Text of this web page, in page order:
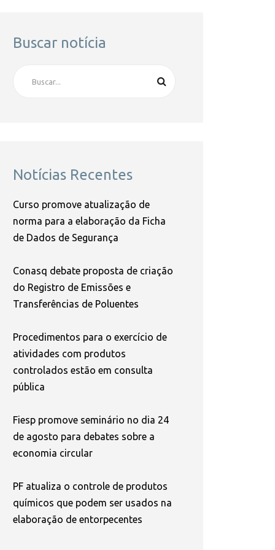
Buscar notícia
Notícias Recentes
Curso promove atualização de
norma para a elaboração da Ficha
de Dados de Segurança
Conasq debate proposta de criação
do Registro de Emissões e
Transferências de Poluentes
Procedimentos para o exercício de
atividades com produtos
controlados estão em consulta
pública
Fiesp promove seminário no dia 24
de agosto para debates sobre a
economia circular
PF atualiza o controle de produtos
químicos que podem ser usados na
elaboração de entorpecentes